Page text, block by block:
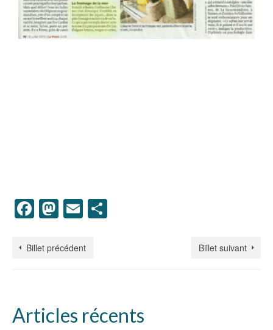
Facebook
Mastodon
Email
Billet précédent Billet suivant
Articles récents